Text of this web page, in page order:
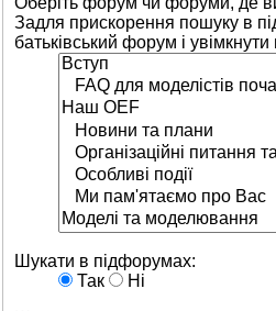
Задля прискорення пошуку в
батьківський форум і
Шукати в підфорумах:
Так
Ні